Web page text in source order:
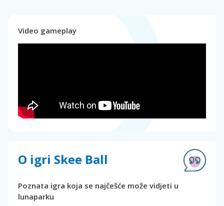
Video gameplay
O igri Skee Ball
Poznata igra koja se najčešće može vidjeti u
lunaparku